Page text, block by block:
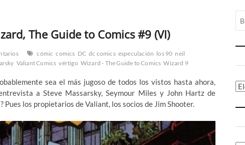
The Guide to Comics #9 (VI)
cómic comics DC dc comics especulación los 90 neil
Valiant Comics vértigo Wizard - The Guide to Comics Wizard 9
sea el más jugoso de todos los vistos hasta ahora,
a Steve Massarsky, Seymour Miles y John Hartz de
Pues los propietarios de Valiant, los socios de Jim Shooter.